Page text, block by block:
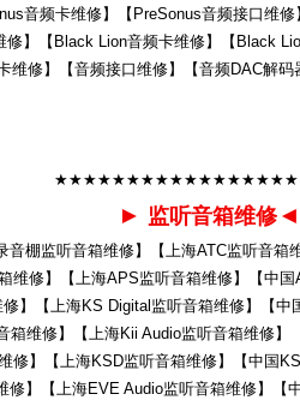
音频卡维修】【PreSonus音频接口维
】【Black Lion音频卡维修】【Black
维修】【音频接口维修】【音频DAC解
► 监听音箱维修
音棚监听音箱维修】【上海ATC监听音
维修】【上海APS监听音箱维修】【中
修】【上海KS Digital监听音箱维修】【
箱维修】【上海Kii Audio监听音箱维修
修】【上海KSD监听音箱维修】【中国
修】【上海EVE Audio监听音箱维修】